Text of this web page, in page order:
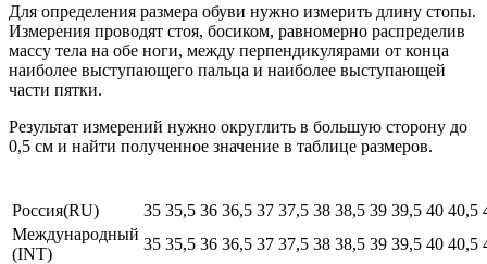
Для определения размера обуви нужно измерить длину стопы.
Измерения проводят стоя, босиком, равномерно распределив
массу тела на обе ноги, между перпендикулярами от конца
наиболее выступающего пальца и наиболее выступающей
части пятки.
Результат измерений нужно округлить в большую сторону до
0,5 см и найти полученное значение в таблице размеров.
Россия(RU) 35 35,5 36 36,5 37 37,5 38 38,5 39 39,5 40 40,5
Международный
(INT)
35 35,5 36 36,5 37 37,5 38 38,5 39 39,5 40 40,5